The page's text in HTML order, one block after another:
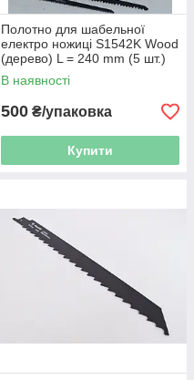
Полотно для шабельної
електро ножиці S1542K Wood
(дерево) L = 240 mm (5 шт.)
В наявності
500 ₴/упаковка
Купити